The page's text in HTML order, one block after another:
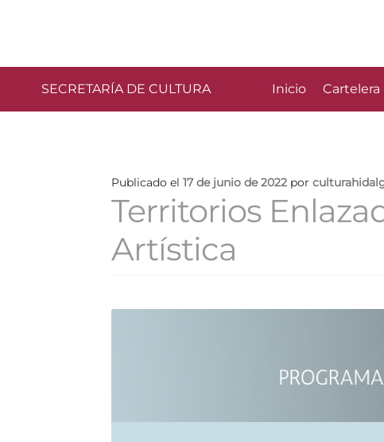
SECRETARÍA DE CULTURA Inicio Cartelera
Publicado el17 de junio de 2022 por
Territorios
Artística